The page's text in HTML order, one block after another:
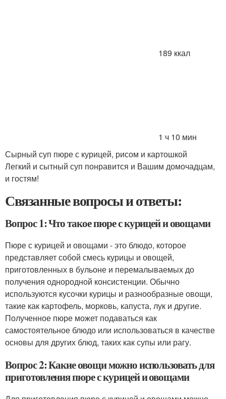
189 ккал
1 ч 10 мин
Сырный суп пюре с курицей, рисом и картошкой
Легкий и сытный суп понравится и Вашим домочадцам,
и гостям!
Связанные вопросы и ответы:
Вопрос 1: Что такое пюре с курицей и овощами
Пюре с курицей и овощами - это блюдо, которое
представляет собой смесь курицы и овощей,
приготовленных в бульоне и перемалываемых до
получения однородной консистенции. Обычно
используются кусочки курицы и разнообразные овощи,
такие как картофель, морковь, капуста, лук и другие.
Полученное пюре может подаваться как
самостоятельное блюдо или использоваться в качестве
основы для других блюд, таких как супы или рагу.
Вопрос 2: Какие овощи можно использовать для
приготовления пюре с курицей и овощами